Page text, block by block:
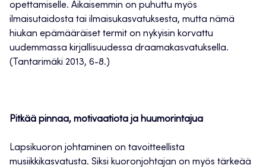
opettamiselle. Aikaisemmin on puhuttu myös
ilmaisutaidosta tai ilmaisukasvatuksesta, mutta nämä
hiukan epämääräiset termit on nykyisin korvattu
uudemmassa kirjallisuudessa draamakasvatuksella.
(Tantarimäki 2013, 6-8.)
Pitkää pinnaa, motivaatiota ja huumorintajua
Lapsikuoron johtaminen on tavoitteellista
musiikkikasvatusta. Siksi kuoronjohtajan on myös tärkeää